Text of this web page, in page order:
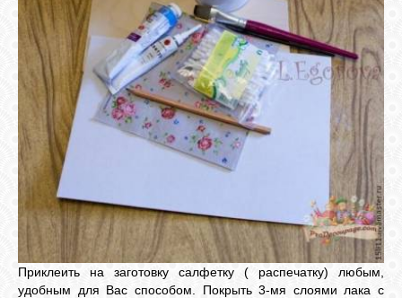
FACEBOOK
YOUTUBE
Приклеить на заготовку салфетку ( распечатку) любым,
удобным для Вас способом. Покрыть 3-мя слоями лака с